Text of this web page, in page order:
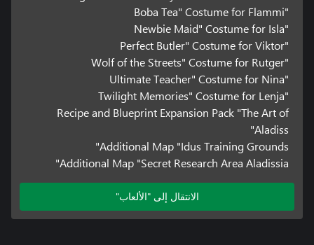
"Boba Tea" Costume for Flammi
"Newbie Maid" Costume for Isla
"Perfect Butler" Costume for Viktor
"Wolf of the Streets" Costume for Rutger
"Ultimate Teacher" Costume for Nina
"Twilight Memories" Costume for Lenja
Recipe and Blueprint Expansion Pack "The Art of
Aladiss"
Additional Map "Idus Training Grounds"
Additional Map "Secret Research Area Aladissia"
الانتقال إلى "الألعاب"